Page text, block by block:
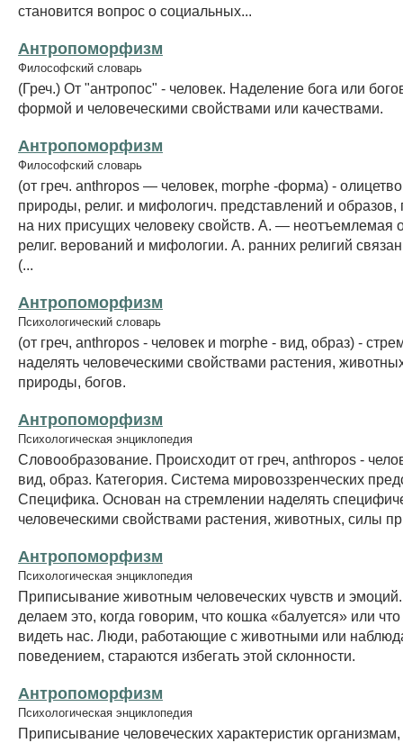
становится вопрос о социальных...
Антропоморфизм
Философский словарь
(Греч.) От "антропос" - человек. Наделение бога или
формой и человеческими свойствами или качествами.
Антропоморфизм
Философский словарь
(от греч. anthropos — человек, morphe -форма) -
природы, религ. и мифологич. представлений и образов,
на них присущих человеку свойств. А. — неотъемлемая
религ. верований и мифологии. А. ранних религий
(...
Антропоморфизм
Психологический словарь
(от греч, anthropos - человек и morphe - вид, образ) -
наделять человеческими свойствами растения,
природы, богов.
Антропоморфизм
Психологическая энциклопедия
Словообразование. Происходит от греч, anthropos -
вид, образ. Категория. Система мировоззренческих
Специфика. Основан на стремлении наделять
человеческими свойствами растения, животных, силы
Антропоморфизм
Психологическая энциклопедия
Приписывание животным человеческих чувств и
делаем это, когда говорим, что кошка «балуется» или
видеть нас. Люди, работающие с животными или
поведением, стараются избегать этой склонности.
Антропоморфизм
Психологическая энциклопедия
Приписывание человеческих характеристик